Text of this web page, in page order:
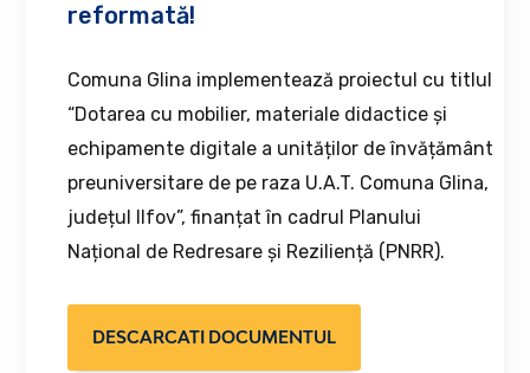
reformată!
Comuna Glina implementează proiectul cu titlul
“Dotarea cu mobilier, materiale didactice și
echipamente digitale a unităților de învățământ
preuniversitare de pe raza U.A.T. Comuna Glina,
județul Ilfov”, finanțat în cadrul Planului
Național de Redresare și Reziliență (PNRR).
DESCARCATI DOCUMENTUL